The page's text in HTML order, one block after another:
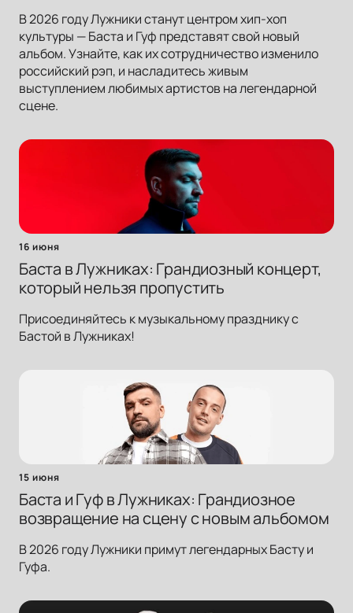
В 2026 году Лужники станут центром хип-хоп
культуры — Баста и Гуф представят свой новый
альбом. Узнайте, как их сотрудничество изменило
российский рэп, и насладитесь живым
выступлением любимых артистов на легендарной
сцене.
16 июня
Баста в Лужниках: Грандиозный концерт,
который нельзя пропустить
Присоединяйтесь к музыкальному празднику с
Бастой в Лужниках!
15 июня
Баста и Гуф в Лужниках: Грандиозное
возвращение на сцену с новым альбомом
В 2026 году Лужники примут легендарных Басту и
Гуфа.